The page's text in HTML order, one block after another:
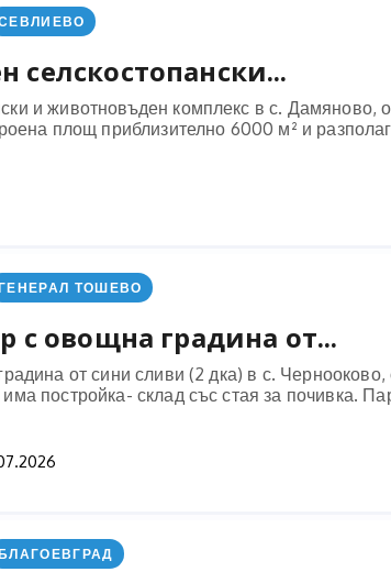
селскостопански...
и животновъден комплекс в с.
площ приблизително 6000 м² и
ТОШЕВО
с овощна градина от...
от сини сливи (2 дка) в с.
постройка- склад със стая за почивка.